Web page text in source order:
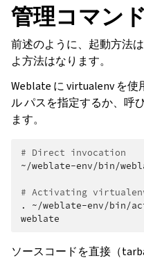
管理コマン
前述のように、起動方法
よ方法はなります。
Weblate に virtualenv を使
ル パスを指定するか、呼
ます。
# Direct invocation
~/weblate-env/bin/
# Activating
.
~/weblate-env/bin/
ソースコードを直接（